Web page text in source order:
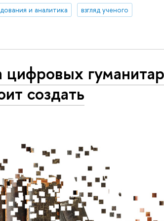
и аналитика
взгляд ученого
цифровых
создать